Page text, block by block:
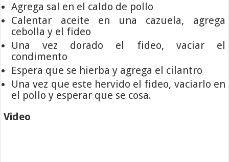
Agrega sal en el caldo de pollo
Calentar aceite en una cazuela, agrega
cebolla y el fideo
Una vez dorado el fideo, vaciar el
condimento
Espera que se hierba y agrega el cilantro
Una vez que este hervido el fideo, vaciarlo en
el pollo y esperar que se cosa.
Video